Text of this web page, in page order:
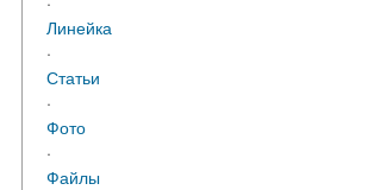
Линейка
·
Статьи
·
Фото
·
Файлы